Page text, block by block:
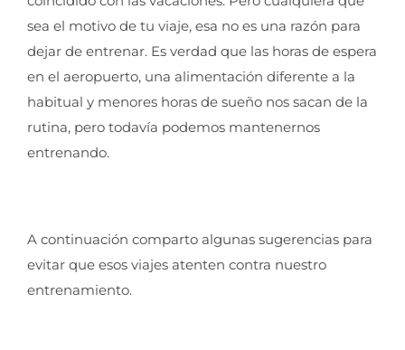
sea el motivo de tu viaje, esa no es una razón para
dejar de entrenar. Es verdad que las horas de espera
en el aeropuerto, una alimentación diferente a la
habitual y menores horas de sueño nos sacan de la
rutina, pero todavía podemos mantenernos
entrenando.
A continuación comparto algunas sugerencias para
evitar que esos viajes atenten contra nuestro
entrenamiento.